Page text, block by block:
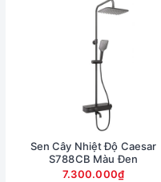
Sen Cây Nhiệt Độ Caesar
S788CB Màu Đen
7.300.000₫